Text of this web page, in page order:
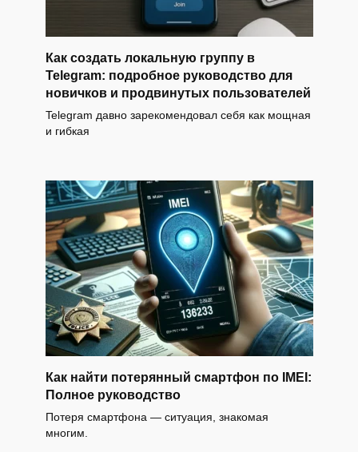
Как создать локальную группу в
Telegram: подробное руководство для
новичков и продвинутых пользователей
Telegram давно зарекомендовал себя как мощная
и гибкая
Как найти потерянный смартфон по IMEI:
Полное руководство
Потеря смартфона — ситуация, знакомая
многим.